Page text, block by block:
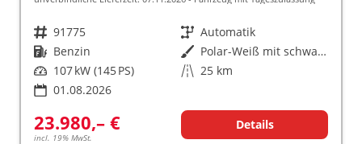
Fahrzeugnr. 91775 Getriebe Automatik
Kraftstoff Benzin Außenfarbe
Polar-Weiß mit schwarzem Dach
Leistung 107 kW (145 PS) Kilometerstand 25 km
01.08.2026
23.980,– €
incl. 19% MwSt.
Details